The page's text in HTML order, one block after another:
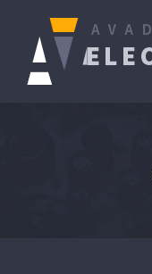
Inhalt
springen